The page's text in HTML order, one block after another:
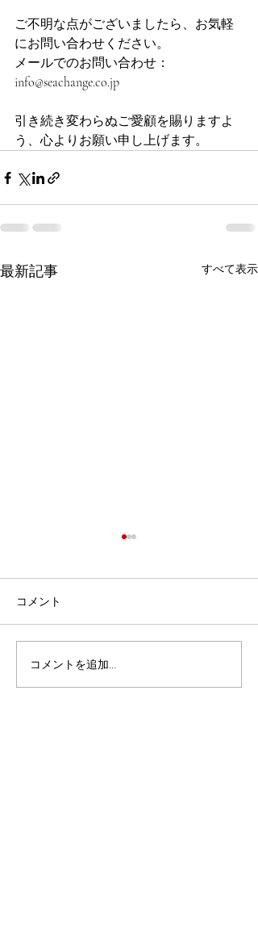
ご不明な点がございましたら、お気軽
にお問い合わせください。
メールでのお問い合わせ：
info@seachange.co.jp
引き続き変わらぬご愛顧を賜りますよ
う、心よりお願い申し上げます。
最新記事 すべて表示
【POP UP】伊勢丹新宿店
メンズ館
コメント
コメントを追加…